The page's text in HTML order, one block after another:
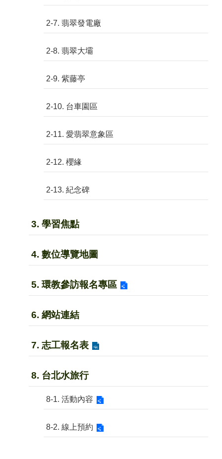
2-7. 翡翠發電廠
2-8. 翡翠大壩
2-9. 紫藤亭
2-10. 台車園區
2-11. 愛翡翠意象區
2-12. 櫻緣
2-13. 紀念碑
3. 學習焦點
4. 數位導覽地圖
5. 環教參訪報名專區
6. 網站連結
7. 志工報名表
8. 台北水旅行
8-1. 活動內容
8-2. 線上預約